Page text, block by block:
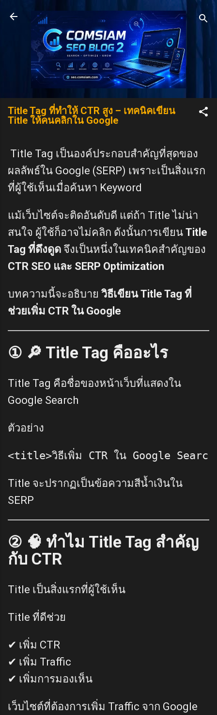
Skip to main content
Title Tag ที่ทำให้ CTR สูง – เทคนิคเขียน
Title ให้คนคลิกใน Google
Title Tag เป็นองค์ประกอบสำคัญที่สุดของ
ผลลัพธ์ใน Google (SERP) เพราะเป็นสิ่งแรก
ที่ผู้ใช้เห็นเมื่อค้นหา Keyword
แม้เว็บไซต์จะติดอันดับดี แต่ถ้า Title ไม่น่า
สนใจ ผู้ใช้ก็อาจไม่คลิก ดังนั้นการเขียน Title
Tag ที่ดึงดูด จึงเป็นหนึ่งในเทคนิคสำคัญของ
CTR SEO และ SERP Optimization
บทความนี้จะอธิบาย วิธีเขียน Title Tag ที่
ช่วยเพิ่ม CTR ใน Google
① 🔎 Title Tag คืออะไร
Title Tag คือชื่อของหน้าเว็บที่แสดงใน
Google Search
ตัวอย่าง
<title>วิธีเพิ่ม CTR ใน Google
Title จะปรากฏเป็นข้อความสีน้ำเงินใน
SERP
② 🧠 ทำไม Title Tag สำคัญ
กับ CTR
Title เป็นสิ่งแรกที่ผู้ใช้เห็น
Title ที่ดีช่วย
✔ เพิ่ม CTR
✔ เพิ่ม Traffic
✔ เพิ่มการมองเห็น
เว็บไซต์ที่ต้องการเพิ่ม Traffic จาก Google